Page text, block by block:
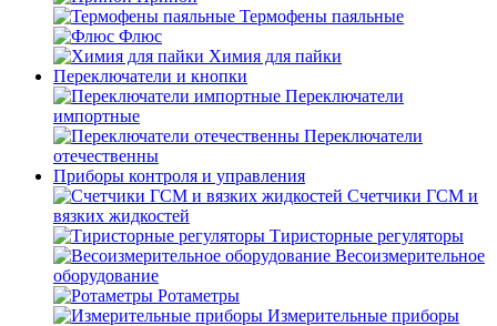
Термофены паяльные
Флюс
Химия для пайки
Переключатели и кнопки
Переключатели
импортные
Переключатели
отечественны
Приборы контроля и управления
Счетчики ГСМ и
вязких жидкостей
Тиристорные регуляторы
Весоизмерительное
оборудование
Ротаметры
Измерительные приборы